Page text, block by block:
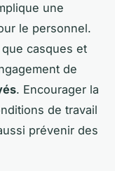
une
le personnel.
casques et
de
. Encourager la
de travail
prévenir des